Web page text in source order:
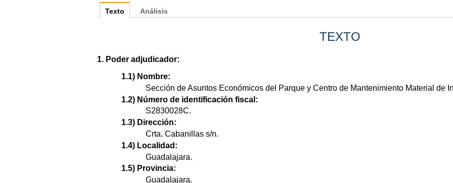
Texto
TEXTO
1. Poder adjudicador:
1.1) Nombre:
Sección de Asuntos Económicos del Parque y Centro de Mantenimiento Material de
1.2) Número de identificación fiscal:
S2830028C.
1.3) Dirección:
Crta. Cabanillas s/n.
1.4) Localidad:
Guadalajara.
1.5) Provincia:
Guadalajara.
Análisis